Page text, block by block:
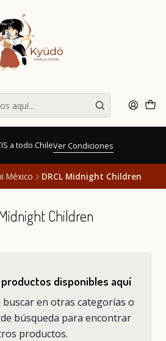
a todo ChileVer Condiciones
México DRCL Midnight Children
Children
productos disponibles aquí
en otras categorías o
búsqueda para encontrar
productos.